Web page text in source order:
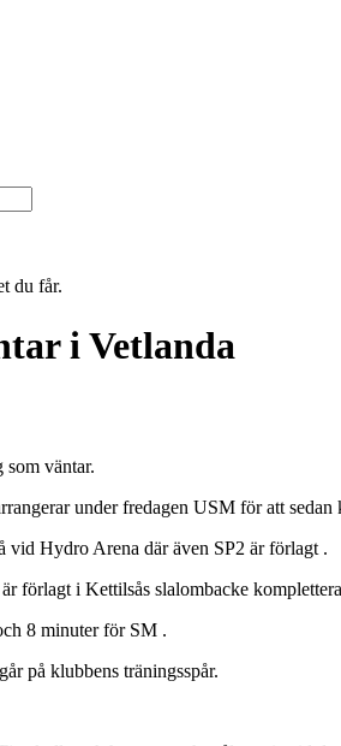
du får.
i Vetlanda
väntar.
under fredagen USM för att
vid Hydro Arena där även SP2 är förlagt .
förlagt i Kettilsås slalombacke
8 minuter för SM .
på klubbens träningsspår.